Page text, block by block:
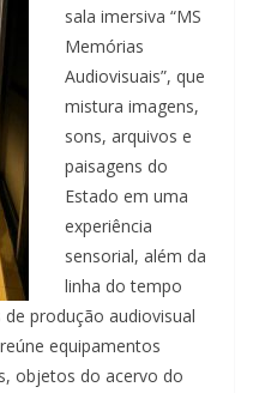
sala imersiva “MS
Memórias
Audiovisuais”, que
mistura imagens,
sons, arquivos e
paisagens do
Estado em uma
experiência
sensorial, além da
linha do tempo
produção audiovisual
equipamentos
objetos do acervo do